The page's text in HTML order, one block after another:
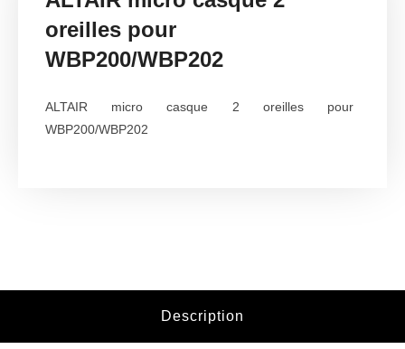
oreilles pour
WBP200/WBP202
ALTAIR micro casque 2 oreilles pour
WBP200/WBP202
Description